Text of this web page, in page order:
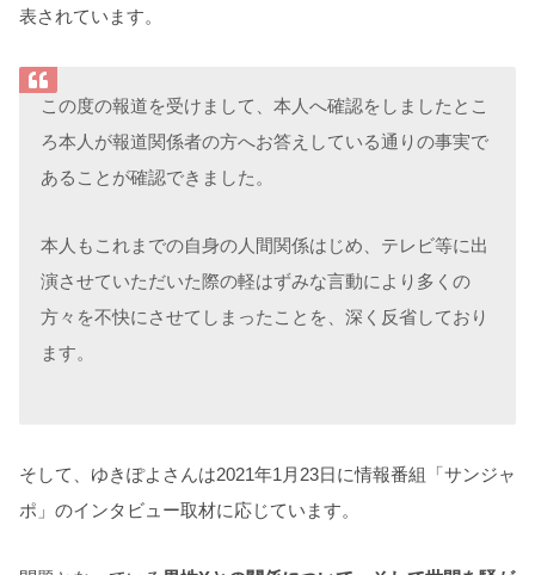
表されています。
この度の報道を受けまして、本人へ確認をしましたとこ
ろ本人が報道関係者の方へお答えしている通りの事実で
あることが確認できました。
本人もこれまでの自身の人間関係はじめ、テレビ等に出
演させていただいた際の軽はずみな言動により多くの
方々を不快にさせてしまったことを、深く反省しており
ます。
そして、ゆきぽよさんは2021年1月23日に情報番組「サンジャ
ポ」のインタビュー取材に応じています。